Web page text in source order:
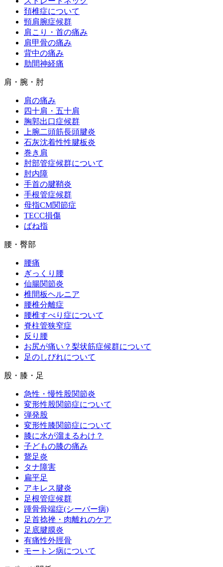
頚椎症について
頸肩腕症候群
肩こり・首の痛み
肩甲骨の痛み
背中の痛み
肋間神経痛
肩・腕・肘
肩の痛み
四十肩・五十肩
胸郭出口症候群
上腕二頭筋長頭腱炎
石灰沈着性性腱板炎
巻き肩
肘部管症候群について
肘内障
手首の腱鞘炎
手根管症候群
母指CM関節症
TECC損傷
ばね指
腰・臀部
腰痛
ぎっくり腰
仙腸関節炎
椎間板ヘルニア
腰椎分離症
腰椎すべり症について
脊柱管狭窄症
反り腰
お尻が痛い？梨状筋症候群について
足のしびれについて
股・膝・足
急性・慢性股関節炎
変形性股関節症について
弾発股
変形性膝関節症について
膝に水が溜まるわけ？
子どもの膝の痛み
鵞足炎
タナ障害
扁平足
アキレス腱炎
足根管症候群
踵骨骨端症(シーバー病)
足首捻挫・肉離れのケア
足底腱膜炎
有痛性外脛骨
モートン病について